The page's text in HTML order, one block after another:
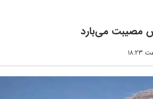
مصیبت می‌بارد